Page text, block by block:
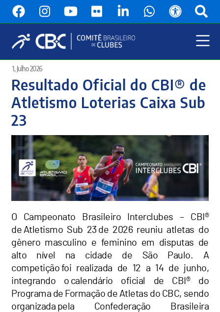
conteúdo
Menu
Principal
Resultado Oficial do CBI® de
Atletismo Loterias Caixa Sub
23
1, Julho 2026
O Campeonato Brasileiro Interclubes – CBI®
de Atletismo Sub 23 de 2026 reuniu atletas do
gênero masculino e feminino em disputas de
alto nível na cidade de São Paulo. A
competição foi realizada de 12 a 14 de junho,
integrando o calendário oficial de CBI® do
Programa de Formação de Atletas do CBC, sendo
organizada pela Confederação Brasileira